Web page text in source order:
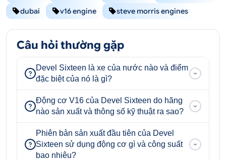
dubai
v16 engine steve morris engines
Câu hỏi thường gặp
Devel Sixteen là xe của nước nào và điểm
đặc biệt của nó là gì?
Động cơ V16 của Devel Sixteen do hãng
nào sản xuất và thông số kỹ thuật ra sao?
Phiên bản sản xuất đầu tiên của Devel
Sixteen sử dụng động cơ gì và công suất
bao nhiêu?